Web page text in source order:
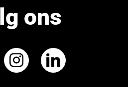
ons